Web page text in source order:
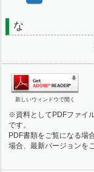
な
新しいウィンドウで開く
※資料としてPDFファイ
です。
PDF書類をご覧になる場
場合、最新バージョンを